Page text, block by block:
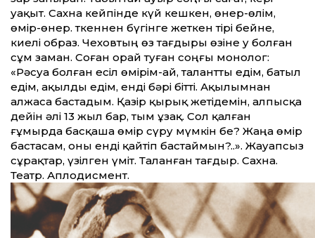
уақыт. Сахна кейпінде күй кешкен, өнер-өлім,
өмір-өнер. Өткеннен бүгінге жеткен тірі бейне,
киелі образ. Чеховтың өз тағдыры өзіне у болған
сұм заман. Соған орай туған соңғы монолог:
«Рәсуа болған есіл өмірім-ай, талант­ты едім, батыл
едім, ақылды едім, енді бәрі біт­ті. Ақылымнан
алжаса бастадым. Қазір қырық жетідемін, алпысқа
дейін әлі 13 жыл бар, тым ұзақ. Сол қалған
ғұмырда басқаша өмір сүру мүмкін бе? Жаңа өмір
бастасам, оны енді қайтіп бастаймын?..». Жауапсыз
сұрақтар, үзілген үміт. Таланған тағдыр. Сахна.
Театр. Аплодисмент.